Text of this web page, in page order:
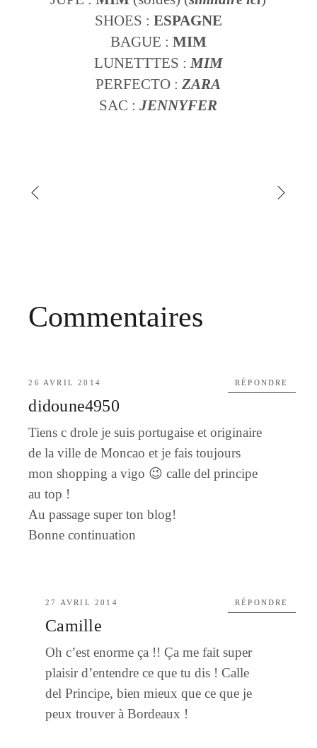
SHOES : ESPAGNE
BAGUE : MIM
LUNETTTES : MIM
PERFECTO :ZARA
SAC :JENNYFER
Commentaires
26 AVRIL 2014
didoune4950
Tiens c drole je suis portugaise et originaire
de la ville de Moncao et je fais toujours
mon shopping a vigo 😉 calle del principe
au top !
Au passage super ton blog!
Bonne continuation
RÉPONDRE
27 AVRIL 2014
Camille
Oh c’est enorme ça !! Ça me fait super
plaisir d’entendre ce que tu dis ! Calle
del Principe, bien mieux que ce que je
peux trouver à Bordeaux !
RÉPONDRE